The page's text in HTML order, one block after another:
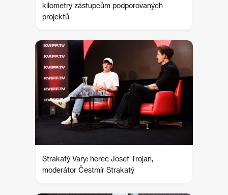
kilometry zástupcům podporovaných
projektů
Strakatý Vary: herec Josef Trojan,
moderátor Čestmír Strakatý